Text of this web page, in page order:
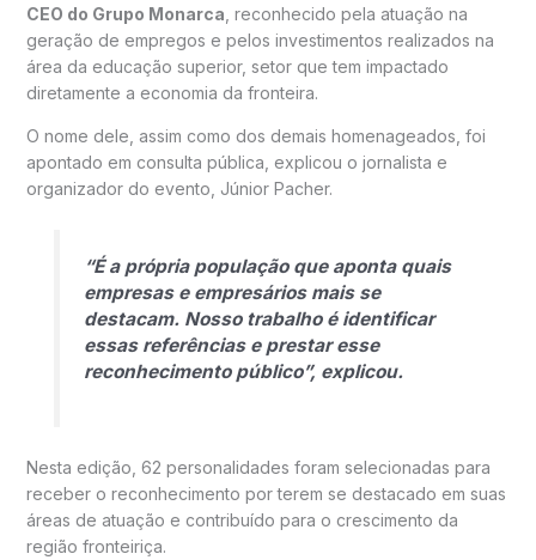
CEO do Grupo Monarca , reconhecido pela atuação na
geração de empregos e pelos investimentos realizados na
área da educação superior, setor que tem impactado
diretamente a economia da fronteira.
O nome dele, assim como dos demais homenageados, foi
apontado em consulta pública, explicou o jornalista e
organizador do evento, Júnior Pacher.
“É a própria população que aponta quais
empresas e empresários mais se
destacam. Nosso trabalho é identificar
essas referências e prestar esse
reconhecimento público”, explicou.
Nesta edição, 62 personalidades foram selecionadas para
receber o reconhecimento por terem se destacado em suas
áreas de atuação e contribuído para o crescimento da
região fronteiriça.